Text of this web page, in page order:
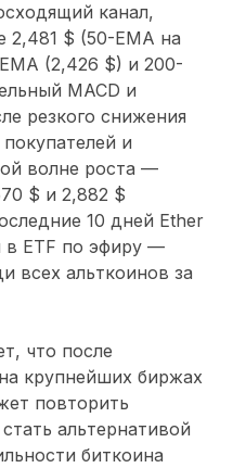
канал,
2,481 $ (50-EMA на
(2,426 $) и 200-
MACD и
резкого снижения
и
волне роста —
$ и 2,882 $
10 дней Ether
в ETF по эфиру —
всех альткоинов за
что после
крупнейших биржах
повторить
альтернативой
биткоина